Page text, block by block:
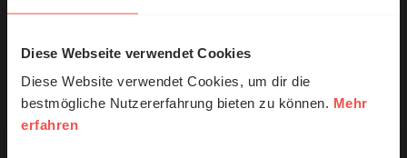
Diese Webseite verwendet Cookies
Diese Website verwendet Cookies, um dir die
bestmögliche Nutzererfahrung bieten zu können. Mehr
erfahren
empfehlen unsere Sendereihe:
Anstoß
Nutzungsrechte
© Ruth Schneider / ERF